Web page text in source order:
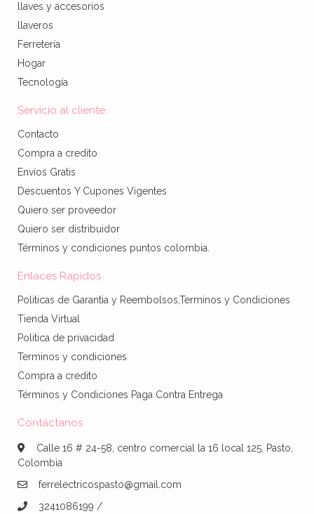
llaves y accesorios
llaveros
Ferretería
Hogar
Tecnología
Servicio al cliente
Contacto
Compra a credito
Envíos Gratis
Descuentos Y Cupones Vigentes
Quiero ser proveedor
Quiero ser distribuidor
Términos y condiciones puntos colombia.
Enlaces Rapidos
Politicas de Garantia y Reembolsos,Terminos y Condiciones
Tienda Virtual
Politica de privacidad
Terminos y condiciones
Compra a credito
Términos y Condiciones Paga Contra Entrega
Contáctanos
Calle 16 # 24-58, centro comercial la 16 local 125, Pasto,
Colombia
ferrelectricospasto@gmail.com
3241086199 /